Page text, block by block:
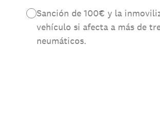
Sanción de 100€ y la
vehículo si afecta a más de
neumáticos.